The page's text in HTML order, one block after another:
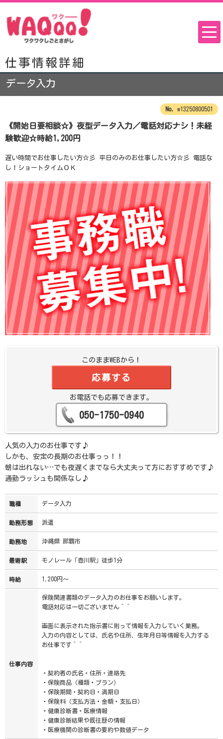
仕事情報詳細
データ入力
w13250800501
《開始日要相談☆》夜型データ入力／電話対応ナシ！未経
験歓迎☆時給1,200円
遅い時間でお仕事したい方☆彡 平日のみのお仕事したい方☆彡 電話な
し！ショートタイムＯＫ
このままWEBから！
応募する
お電話でも応募できます。
050-1750-0940
人気の入力のお仕事です♪
しかも、安定の長期のお仕事っっ！！
朝は出れない…でも夜遅くまでなら大丈夫って方におすすめです♪
通勤ラッシュも関係なし♪
職種 データ入力
勤務形態 派遣
勤務地 沖縄県 那覇市
最寄駅 モノレール「壺川駅」徒歩1分
時給 1,200円～
仕事内容
保険関連書類のデータ入力のお仕事をお願いします。
電話対応は一切ございません＾＾
画面に表示された指示書に則って情報を入力していく業務。
入力の内容としては、氏名や住所、生年月日等情報を入力する
お仕事です＾＾
・契約者の氏名・住所・連絡先
・保険商品（種類・プラン）
・保険期間・契約日・満期日
・保険料（支払方法・金額・支払日）
・健康診断書・医療情報
・健康診断結果や既往歴の情報
・医療機関の診断書の要約や数値データ